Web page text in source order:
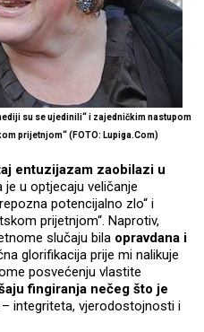
su se ujedinili“ i zajedničkim nastupom
prijetnjom“ (FOTO: Lupiga.Com)
entuzijazam zaobilazi u
je u optjecaju veličanje
potencijalno zlo“ i
prijetnjom“. Naprotiv,
slučaju bila opravdana i
glorifikacija prije mi nalikuje
posvećenju vlastite
fingiranja nečeg što je
– integriteta, vjerodostojnosti i